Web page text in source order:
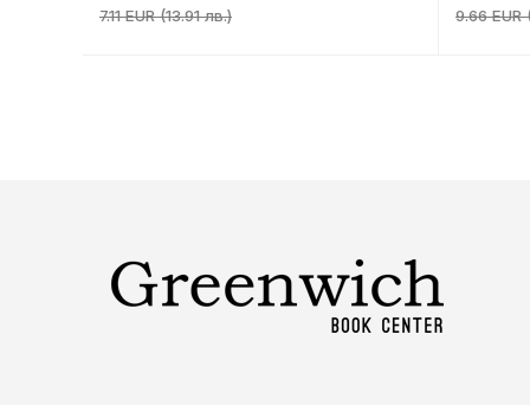
7.11 EUR (13.91 лв.) 9.66 EUR